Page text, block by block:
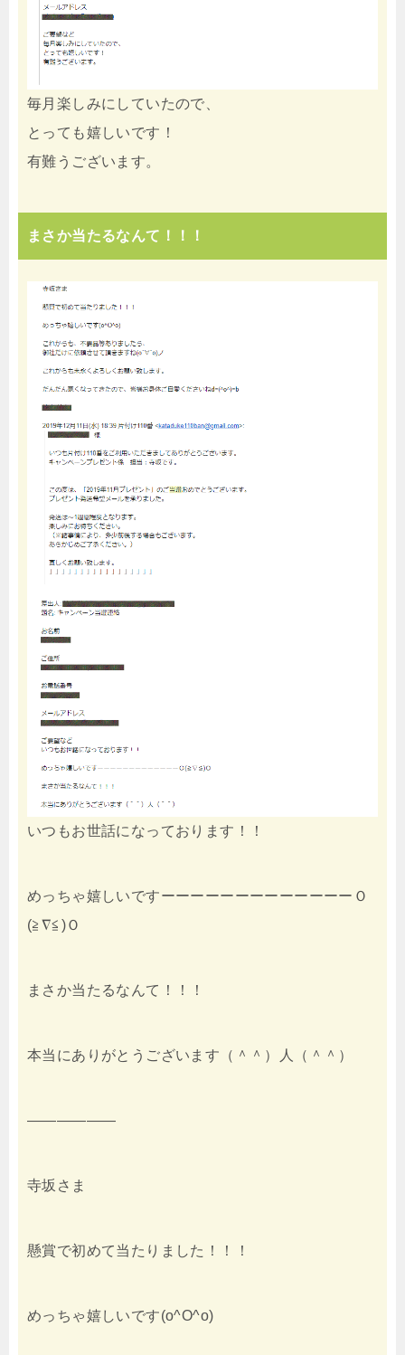
毎月楽しみにしていたので、
とっても嬉しいです！
有難うございます。
まさか当たるなんて！！！
いつもお世話になっております！！
めっちゃ嬉しいですーーーーーーーーーーーーーＯ
(≧∇≦)Ｏ
まさか当たるなんて！！！
本当にありがとうございます（＾＾）人（＾＾）
——————
寺坂さま
懸賞で初めて当たりました！！！
めっちゃ嬉しいです(o^O^o)